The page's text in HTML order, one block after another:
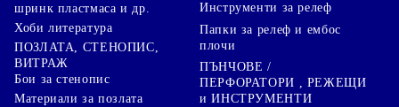
шринк пластмаса и др.
Хоби литература
ПОЗЛАТА, СТЕНОПИС,
ВИТРАЖ
Бои за стенопис
Материали за позлата
Инструменти за релеф
Папки за релеф и ембос
плочи
ПЪНЧОВЕ /
ПЕРФОРАТОРИ , РЕЖЕЩИ
и ИНСТРУМЕНТИ